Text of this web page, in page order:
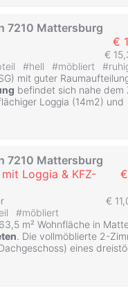
7210 Mattersburg
€
€
#hell #möbliert #
mit guter
befindet sich nahe dem
Loggia (14m2) und
7210 Mattersburg
Loggia & KFZ-
€
#möbliert
m² Wohnfläche in
. Die vollmöblierte 2-
eines